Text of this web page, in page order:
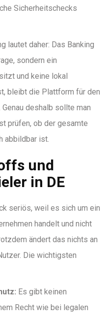
Sicherheitschecks
lautet daher: Das Banking
sondern ein
und keine lokal
bleibt die Plattform für den
deshalb sollte man
prüfen, ob der gesamte
abbildbar ist.
und
in DE
seriös, weil es sich um ein
handelt und nicht
ändert das nichts an
Die wichtigsten
Es gibt keinen
Recht wie bei legalen